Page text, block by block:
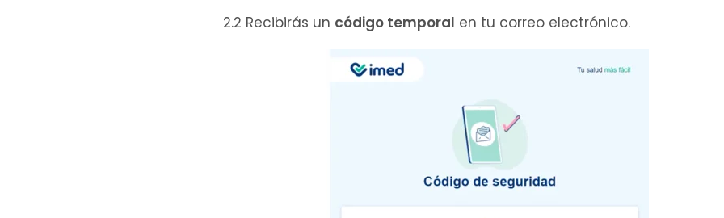
2.2 Recibirás un código temporal en tu correo electrónico.